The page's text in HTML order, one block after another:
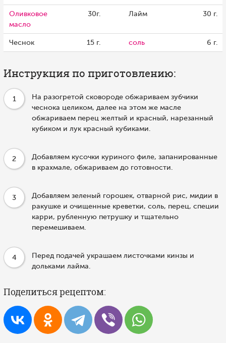
Оливковое
масло
30г. Лайм 30 г.
Чеснок 15 г. соль 6 г.
Инструкция по приготовлению:
1
На разогретой сковороде обжариваем зубчики
чеснока целиком, далее на этом же масле
обжариваем перец желтый и красный, нарезанный
кубиком и лук красный кубиками.
2
Добавляем кусочки куриного филе, запанированные
в крахмале, обжариваем до готовности.
3
Добавляем зеленый горошек, отварной рис, мидии в
ракушке и очищенные креветки, соль, перец, специи
карри, рубленную петрушку и тщательно
перемешиваем.
4
Перед подачей украшаем листочками кинзы и
дольками лайма.
Поделиться рецептом: